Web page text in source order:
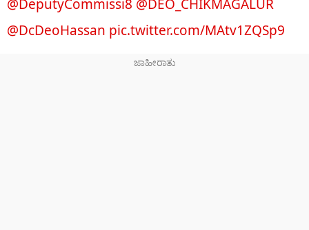
@DeputyCommissi8 @DEO_CHIKMAGALUR
@DcDeoHassan pic.twitter.com/MAtv1ZQSp9